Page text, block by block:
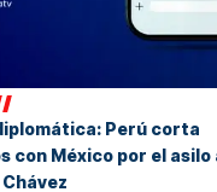
Perú corta
con México por el asilo